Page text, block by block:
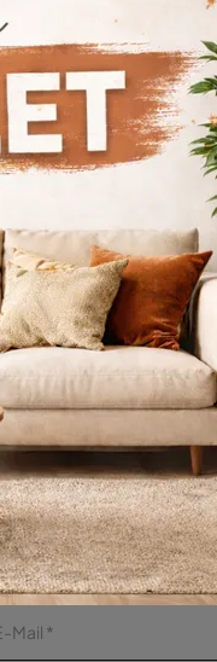
Catanzaro
Italia Crotone
Cattelan Italia Vibo
Di Scrivanie Direzionali
Italia Lugano
Richiedi